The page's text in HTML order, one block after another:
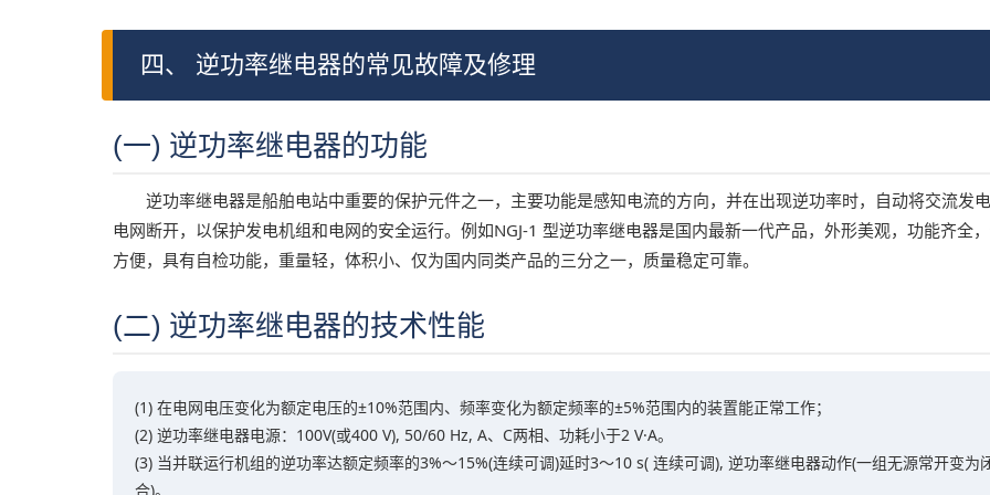
四、 逆功率继电器的常见故障及修理
(一) 逆功率继电器的功能
逆功率继电器是船舶电站中重要的保护元件之一，主要功能是感知电流的方向，并在出现逆功率时，自动将交流发
电网断开，以保护发电机组和电网的安全运行。例如NGJ-1 型逆功率继电器是国内最新一代产品，外形美观，功能齐全
方便，具有自检功能，重量轻，体积小、仅为国内同类产品的三分之一，质量稳定可靠。
(二) 逆功率继电器的技术性能
(1) 在电网电压变化为额定电压的±10%范围内、频率变化为额定频率的±5%范围内的装置能正常工作；
(2) 逆功率继电器电源：100V(或400 V), 50/60 Hz, A、C两相、功耗小于2 V·A。
(3) 当并联运行机组的逆功率达额定频率的3%～15%(连续可调)延时3～10 s( 连续可调), 逆功率继电器动作(一组无源常开变为
合)。